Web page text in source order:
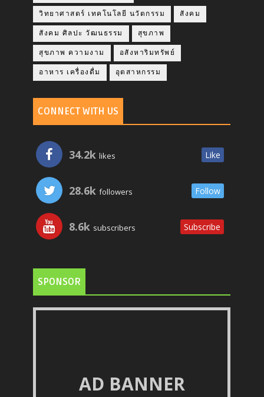
วิทยาศาสตร์ เทคโนโลยี นวัตกรรม สังคม
สังคม ศิลปะ วัฒนธรรม สุขภาพ
สุขภาพ ความงาม อสังหาริมทรัพย์
อาหาร เครื่องดื่ม อุตสาหกรรม
CONNECT WITH US
34.2k likes Like
28.6k followers Follow
8.6k subscribers Subscribe
SPONSOR
AD BANNER